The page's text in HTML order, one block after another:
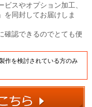
スやオプション加工、
を同封してお届けしま
確認できるのでとても便
作を検討されている方のみ